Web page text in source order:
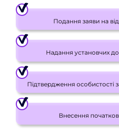
Подання заяви на
Надання установчих
Підтвердження особистості
Внесення